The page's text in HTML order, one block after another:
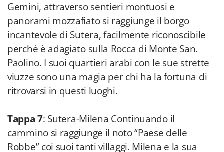
Gemini, attraverso sentieri montuosi e
panorami mozzafiato si raggiunge il borgo
incantevole di Sutera, facilmente riconoscibile
perché è adagiato sulla Rocca di Monte San.
Paolino. I suoi quartieri arabi con le sue strette
viuzze sono una magia per chi ha la fortuna di
ritrovarsi in questi luoghi.
Tappa 7: Sutera-Milena Continuando il
cammino si raggiunge il noto “Paese delle
Robbe” coi suoi tanti villaggi. Milena e la sua